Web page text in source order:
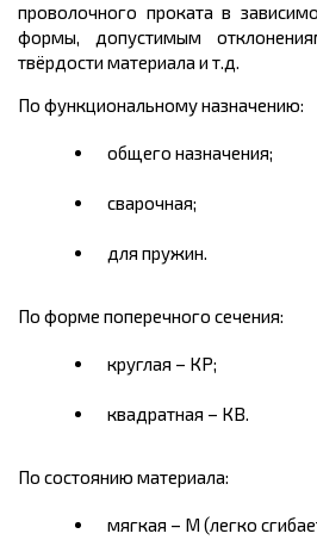
проволочного проката в
формы, допустимым
твёрдости материала и т.д.
По функциональному назначению:
общего назначения;
сварочная;
для пружин.
По форме поперечного сечения:
круглая – КР;
квадратная – КВ.
По состоянию материала:
мягкая – М (легко